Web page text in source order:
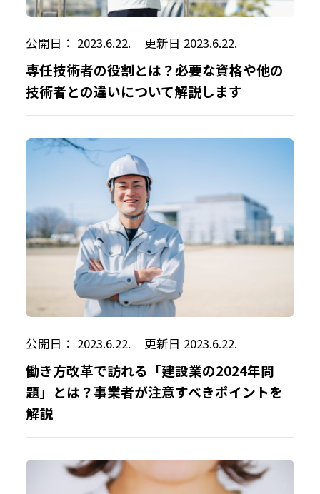
公開日： 2023.6.22. 更新日 2023.6.22.
専任技術者の役割とは？必要な資格や他の
技術者との違いについて解説します
公開日： 2023.6.22. 更新日 2023.6.22.
働き方改革で訪れる「建設業の2024年問
題」とは？事業者が注意すべきポイントを
解説